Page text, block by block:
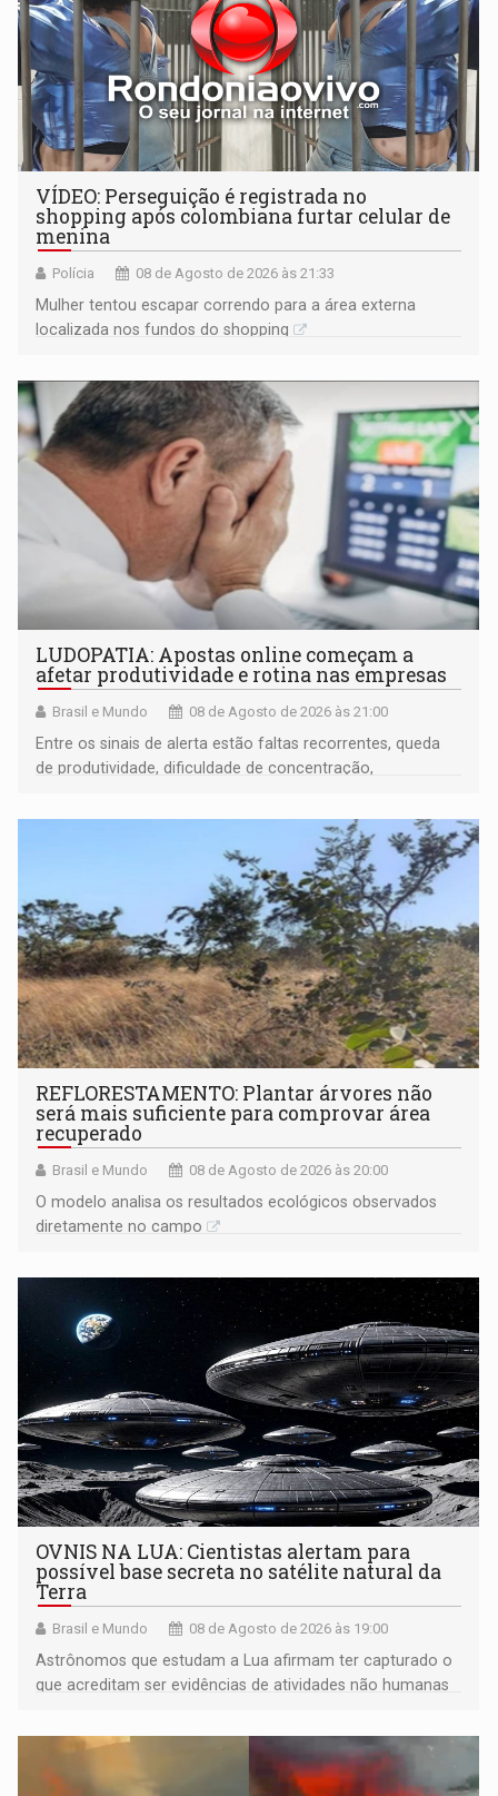
VÍDEO: Perseguição é registrada no
shopping após colombiana furtar celular de
menina
Polícia 08 de Agosto de 2026 às 21:33
Mulher tentou escapar correndo para a área externa
localizada nos fundos do shopping
LUDOPATIA: Apostas online começam a
afetar produtividade e rotina nas empresas
Brasil e Mundo 08 de Agosto de 2026 às 21:00
Entre os sinais de alerta estão faltas recorrentes, queda
de produtividade, dificuldade de concentração,
REFLORESTAMENTO: Plantar árvores não
será mais suficiente para comprovar área
recuperado
Brasil e Mundo 08 de Agosto de 2026 às 20:00
O modelo analisa os resultados ecológicos observados
diretamente no campo
OVNIS NA LUA: Cientistas alertam para
possível base secreta no satélite natural da
Terra
Brasil e Mundo 08 de Agosto de 2026 às 19:00
Astrônomos que estudam a Lua afirmam ter capturado o
que acreditam ser evidências de atividades não humanas
órbita